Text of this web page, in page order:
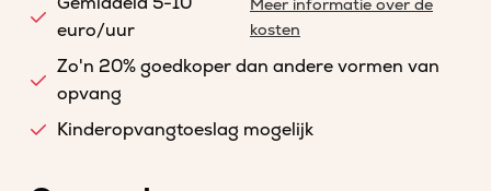
euro/uur
Meer informatie over de
kosten
Zo'n 20% goedkoper dan andere vormen van
opvang
Kinderopvangtoeslag mogelijk